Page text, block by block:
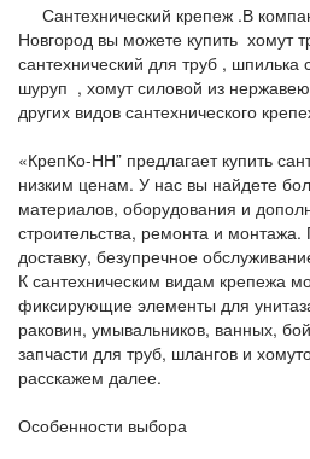
Сантехнический крепеж .В
Новгород вы можете купить хомут
сантехнический для труб , шпилька
шуруп , хомут силовой из
других видов сантехнического
«КрепКо-НН” предлагает купить
низким ценам. У нас вы найдете
материалов, оборудования и
строительства, ремонта и
доставку, безупречное
К сантехническим видам крепежа
фиксирующие элементы для
раковин, умывальников, ванных,
запчасти для труб, шлангов и
расскажем далее.
Особенности выбора